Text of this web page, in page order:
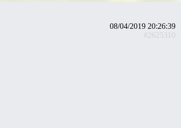
08/04/2019 20:26:39
#2625310